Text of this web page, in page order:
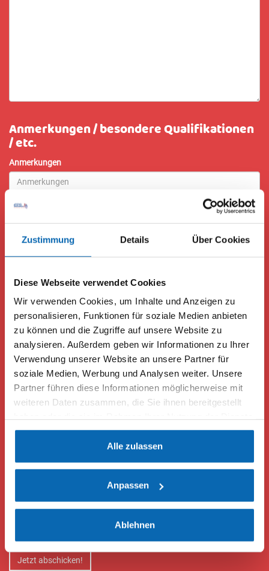
Zustimmung Details Über Cookies
Diese Webseite verwendet Cookies
Wir verwenden Cookies, um Inhalte und Anzeigen zu
personalisieren, Funktionen für soziale Medien anbieten
zu können und die Zugriffe auf unsere Website zu
analysieren. Außerdem geben wir Informationen zu Ihrer
Verwendung unserer Website an unsere Partner für
soziale Medien, Werbung und Analysen weiter. Unsere
Partner führen diese Informationen möglicherweise mit
weiteren Daten zusammen, die Sie ihnen bereitgestellt
gesammelt haben. Weitere Informationen finden Sie auf
DatenschutzseiteAlle zulassen
Anpassen
Ablehnen
Anmerkungen / besondere Qualifikationen
/ etc.
Anmerkungen
Dateiupload
Weitere Datei hinzufügen
Die maximale Uploadgröße der Dateien darf 8MB nicht
überschreiten.
Ihre Nachricht an uns
Jetzt abschicken!